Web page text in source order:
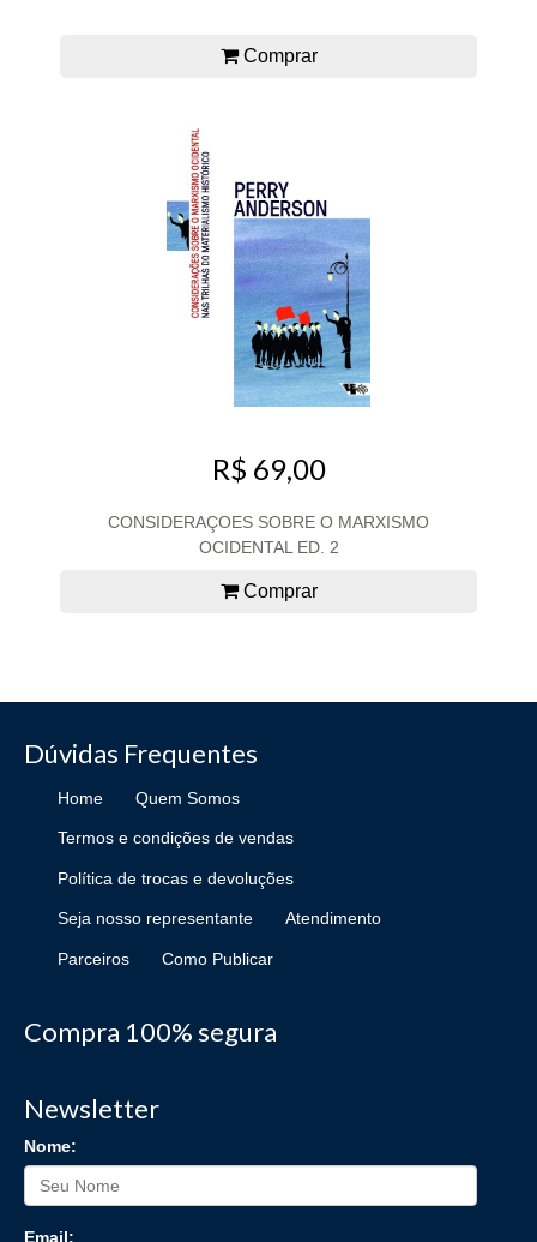
Comprar
R$ 69,00
CONSIDERAÇOES SOBRE O MARXISMO
OCIDENTAL ED. 2
Comprar
Dúvidas Frequentes
Home Quem Somos
Termos e condições de vendas
Política de trocas e devoluções
Seja nosso representante Atendimento
Parceiros Como Publicar
Compra 100% segura
Newsletter
Nome:
Email: